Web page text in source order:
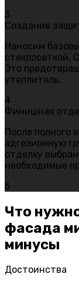
3
Создание
Наносим
стеклосеткой.
Это
утеплитель.
4
Финишная
После полного
адгезионную
отделку
необходимые
5
Что
фасада
минусы
Достоинства